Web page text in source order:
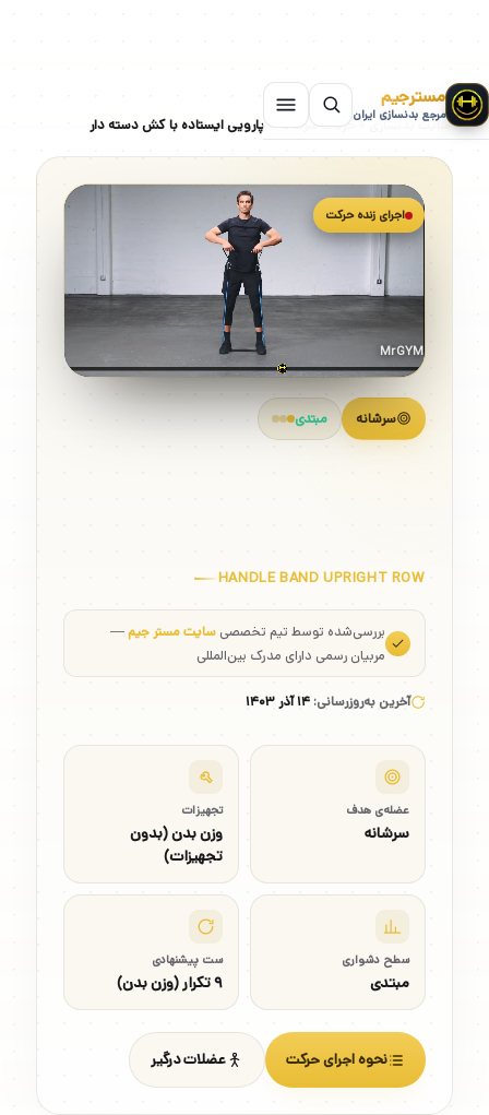
مسترجیم
مرجع بدنسازی ایران
سایت بدنسازی»حرکات سرشانه»پارویی ایستاده با کش دسته دار
سرشانه مبتدی
HANDLE BAND UPRIGHT ROW
بررسی‌شده توسط تیم تخصصیسایت مستر جیم—
مربیان رسمی دارای مدرک بین‌المللی
آخرین به‌روزرسانی:۱۴ آذر ۱۴۰۳
عضله‌ی هدف
سرشانه
تجهیزات
وزن بدن (بدون
تجهیزات)
سطح دشواری
مبتدی
ست پیشنهادی
۹ تکرار (وزن بدن)
نحوه اجرای حرکت عضلات درگیر
اجرای زنده حرکت
MrGYM